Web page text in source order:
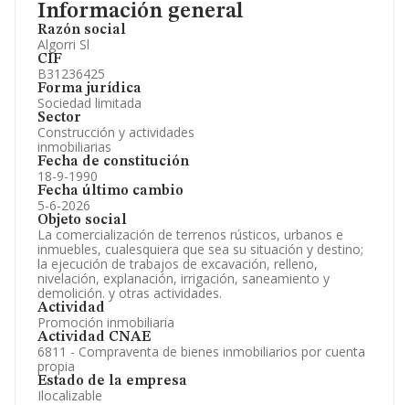
Información general
Razón social
Algorri Sl
CIF
B31236425
Forma jurídica
Sociedad limitada
Sector
Construcción y actividades
inmobiliarias
Fecha de constitución
18-9-1990
Fecha último cambio
5-6-2026
Objeto social
La comercialización de terrenos rústicos, urbanos e
inmuebles, cualesquiera que sea su situación y destino;
la ejecución de trabajos de excavación, relleno,
nivelación, explanación, irrigación, saneamiento y
demolición. y otras actividades.
Actividad
Promoción inmobiliaria
Actividad CNAE
6811 - Compraventa de bienes inmobiliarios por cuenta
propia
Estado de la empresa
Ilocalizable